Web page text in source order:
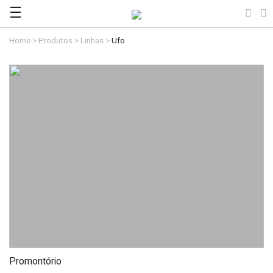
Home > Produtos > Linhas >Ufo
Promontório